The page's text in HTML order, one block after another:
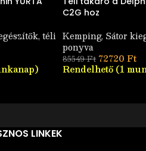
téli
C2G hoz
Kemping, Sátor
ponyva
85549Ft 72720 Ft
Rendelhető (1
LINKEK